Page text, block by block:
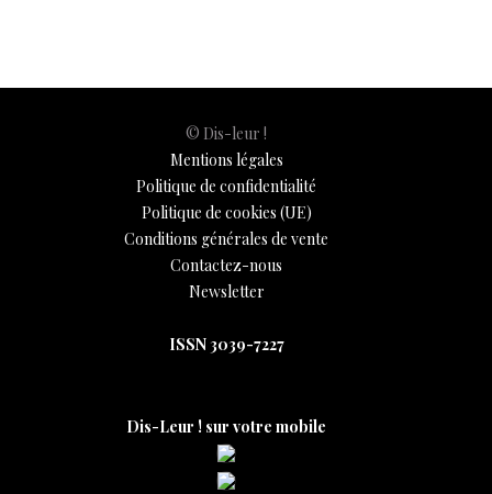
© Dis-leur !
Mentions légales
Politique de confidentialité
Politique de cookies (UE)
Conditions générales de vente
Contactez-nous
Newsletter
ISSN 3039-7227
Dis-Leur ! sur votre mobile